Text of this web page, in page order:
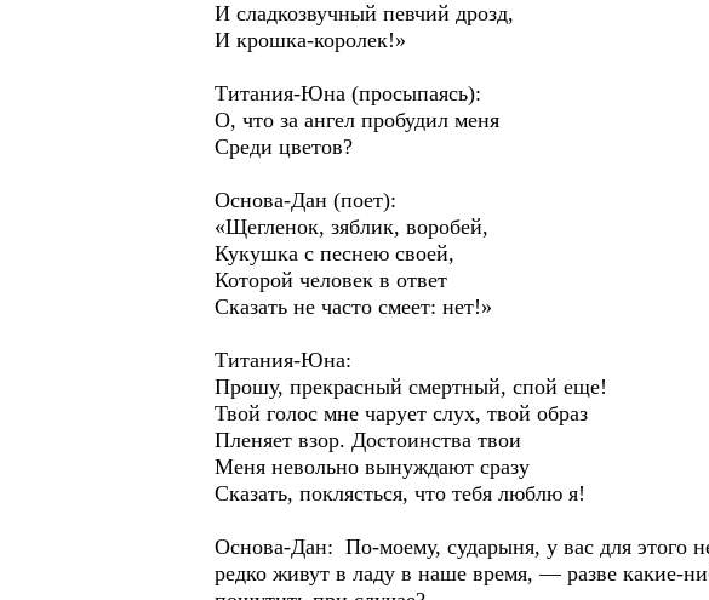
И сладкозвучный певчий дрозд,
И крошка-королек!»
Титания-Юна (просыпаясь):
О, что за ангел пробудил меня
Среди цветов?
Основа-Дан (поет):
«Щегленок, зяблик, воробей,
Кукушка с песнею своей,
Которой человек в ответ
Сказать не часто смеет: нет!»
Титания-Юна:
Прошу, прекрасный смертный, спой еще!
Твой голос мне чарует слух, твой образ
Пленяет взор. Достоинства твои
Меня невольно вынуждают сразу
Сказать, поклясться, что тебя люблю я!
Основа-Дан: По-моему, сударыня, у вас для этого
редко живут в ладу в наше время, — разве какие-